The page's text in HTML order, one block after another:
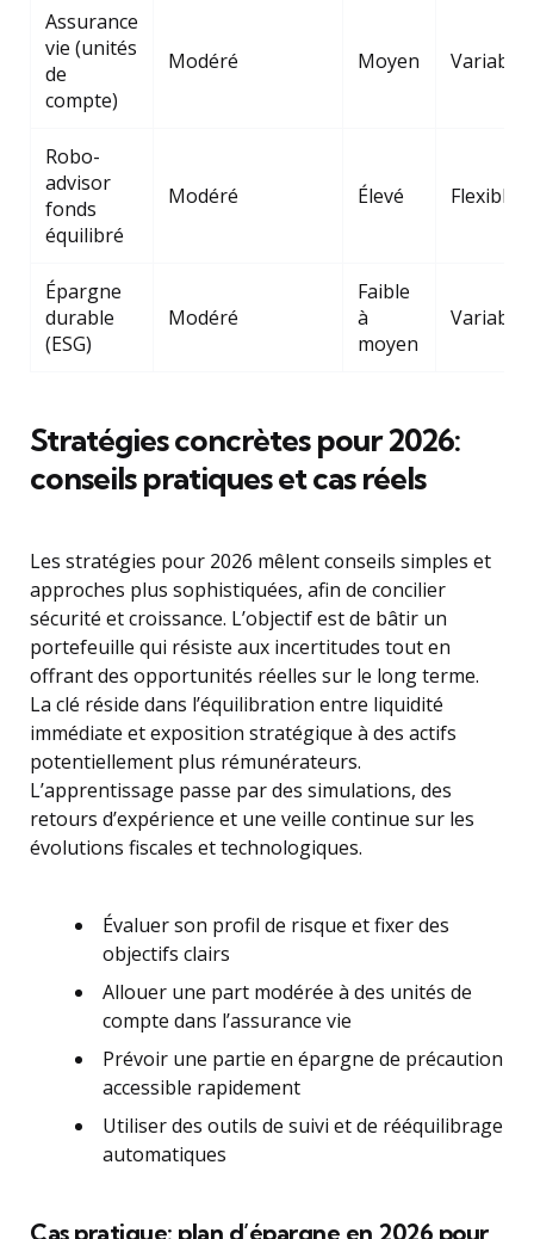
Assurance
vie (unités
de
compte)
Modéré Moyen Variable
Robo-
advisor
fonds
équilibré
Modéré Élevé Flexible
Épargne
durable
(ESG)
Modéré
Faible
à
moyen
Variable
Stratégies concrètes pour 2026:
conseils pratiques et cas réels
Les stratégies pour 2026 mêlent conseils simples et
approches plus sophistiquées, afin de concilier
sécurité et croissance. L’objectif est de bâtir un
portefeuille qui résiste aux incertitudes tout en
offrant des opportunités réelles sur le long terme.
La clé réside dans l’équilibration entre liquidité
immédiate et exposition stratégique à des actifs
potentiellement plus rémunérateurs.
L’apprentissage passe par des simulations, des
retours d’expérience et une veille continue sur les
évolutions fiscales et technologiques.
Évaluer son profil de risque et fixer des
objectifs clairs
Allouer une part modérée à des unités de
compte dans l’assurance vie
Prévoir une partie en épargne de précaution
accessible rapidement
Utiliser des outils de suivi et de rééquilibrage
automatiques
Cas pratique: plan d’épargne en 2026 pour